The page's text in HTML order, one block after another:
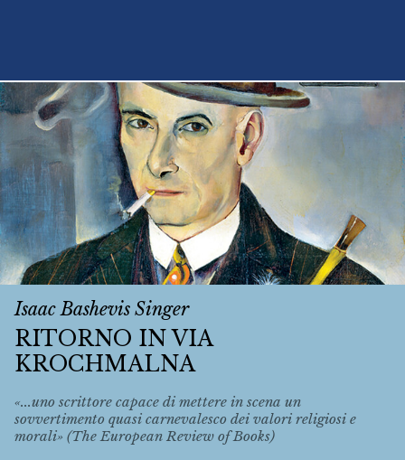
Isaac Bashevis Singer
RITORNO IN VIA
KROCHMALNA
«...uno scrittore capace di mettere in scena un
sovvertimento quasi carnevalesco dei valori religiosi e
morali» (The European Review of Books)